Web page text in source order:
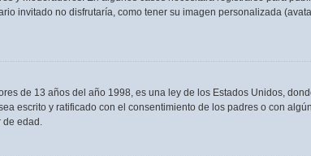
invitado no disfrutaría, como tener su imagen personalizada
de 13 años del año 1998, es una ley de los Estados Unidos,
escrito y ratificado con el consentimiento de los padres o con
de edad.